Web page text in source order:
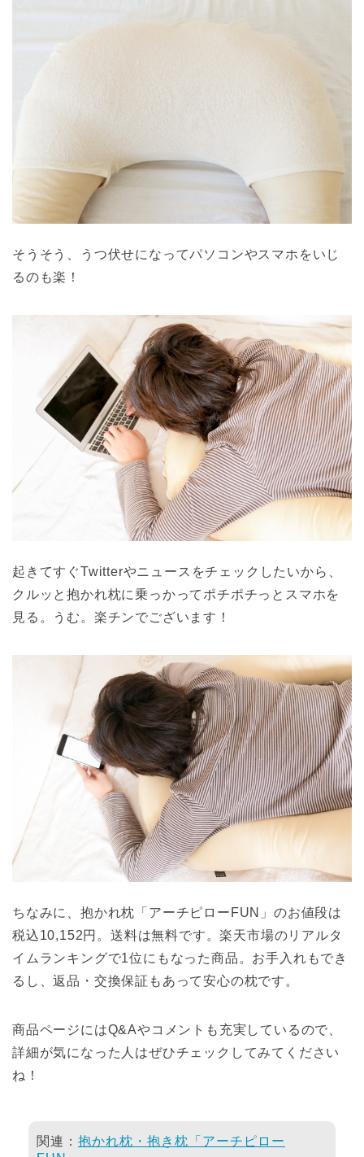
そうそう、うつ伏せになってパソコンやスマホをいじ
るのも楽！
起きてすぐTwitterやニュースをチェックしたいから、
クルッと抱かれ枕に乗っかってポチポチっとスマホを
見る。うむ。楽チンでございます！
ちなみに、抱かれ枕「アーチピローFUN」のお値段は
税込10,152円。送料は無料です。楽天市場のリアルタ
イムランキングで1位にもなった商品。お手入れもでき
るし、返品・交換保証もあって安心の枕です。
商品ページにはQ&Aやコメントも充実しているので、
詳細が気になった人はぜひチェックしてみてください
ね！
関連： 抱かれ枕・抱き枕「アーチピロー